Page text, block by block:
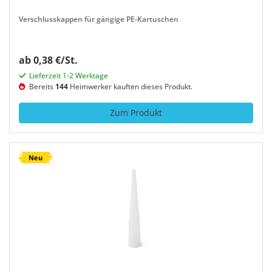
Verschlusskappen für gängige PE-Kartuschen
ab 0,38 €/St.
Lieferzeit 1-2 Werktage
Bereits 144 Heimwerker kauften dieses Produkt.
Zum Produkt
Neu